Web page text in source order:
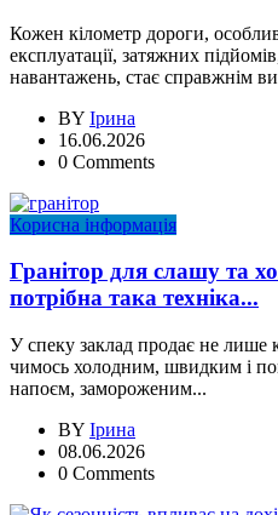
Кожен кілометр дороги,
експлуатації, затяжних
навантажень, стає справжнім
BY Ірина
16.06.2026
0 Comments
Корисна інформація
Гранітор для слашу та
потрібна така техніка...
У спеку заклад продає не лише
чимось холодним, швидким і
напоєм, замороженим...
BY Ірина
08.06.2026
0 Comments